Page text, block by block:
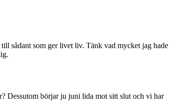
sådant som ger livet liv. Tänk vad mycket jag hade
Dessutom börjar ju juni lida mot sitt slut och vi har